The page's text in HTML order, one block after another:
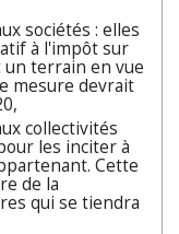
sociétés : elles
à l'impôt sur
un terrain en vue
mesure devrait
collectivités
les inciter à
Cette
de la
qui se tiendra